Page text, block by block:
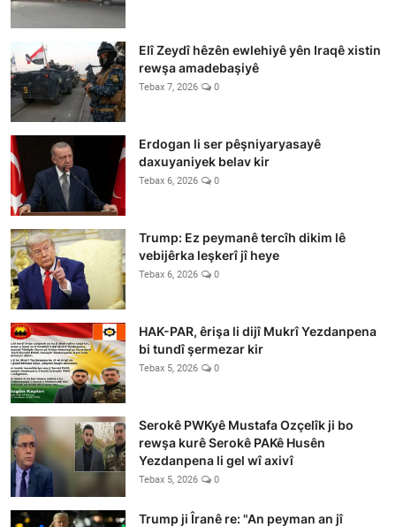
Elî Zeydî hêzên ewlehiyê yên Iraqê xistin
rewşa amadebaşiyê
Tebax 7, 2026 0
Erdogan li ser pêşniyaryasayê
daxuyaniyek belav kir
Tebax 6, 2026 0
Trump: Ez peymanê tercîh dikim lê
vebijêrka leşkerî jî heye
Tebax 6, 2026 0
HAK-PAR, êrişa li dijî Mukrî Yezdanpena
bi tundî şermezar kir
Tebax 5, 2026 0
Serokê PWKyê Mustafa Ozçelîk ji bo
rewşa kurê Serokê PAKê Husên
Yezdanpena li gel wî axivî
Tebax 5, 2026 0
Trump ji Îranê re: "An peyman an jî